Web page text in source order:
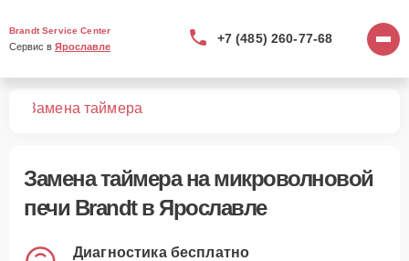
Brandt Service Center
Сервис в Ярославле
+7 (485) 260-77-68
Замена таймера
Замена таймерана микроволновой
печи Brandt в Ярославле
Диагностика бесплатно